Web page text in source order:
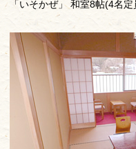
「いそかぜ」 和室8帖(4名定